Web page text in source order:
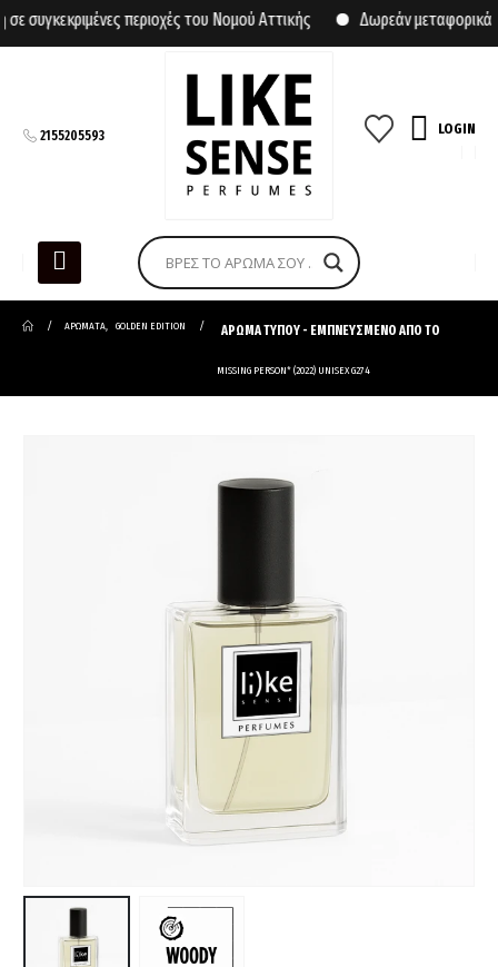
περιοχές του Νομού Αττικής Δωρεάν μεταφορικά
2155205593 LOGIN
ΑΡΩΜΑΤΑ, GOLDEN EDITION ΑΡΩΜΑ ΤΥΠΟΥ - ΕΜΠΝΕΥΣΜΕΝΟ ΑΠΟ ΤΟ
MISSING PERSON* (2022) UNISEX G274